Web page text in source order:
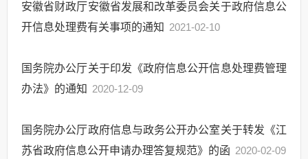
安徽省财政厅安徽省发展和改革委员会关于政府信息公
开信息处理费有关事项的通知 2021-02-10
国务院办公厅关于印发《政府信息公开信息处理费管理
办法》的通知 2020-12-09
国务院办公厅政府信息与政务公开办公室关于转发《江
苏省政府信息公开申请办理答复规范》的函 2020-02-09